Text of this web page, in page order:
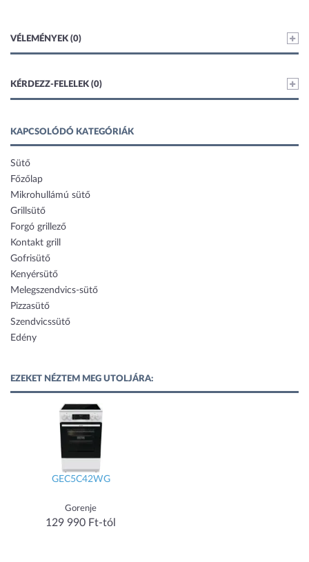
VÉLEMÉNYEK (0)
KÉRDEZZ-FELELEK (0)
KAPCSOLÓDÓ KATEGÓRIÁK
Sütő
Főzőlap
Mikrohullámú sütő
Grillsütő
Forgó grillező
Kontakt grill
Gofrisütő
Kenyérsütő
Melegszendvics-sütő
Pizzasütő
Szendvicssütő
Edény
EZEKET NÉZTEM MEG UTOLJÁRA:
GEC5C42WG
Gorenje
129 990 Ft-tól